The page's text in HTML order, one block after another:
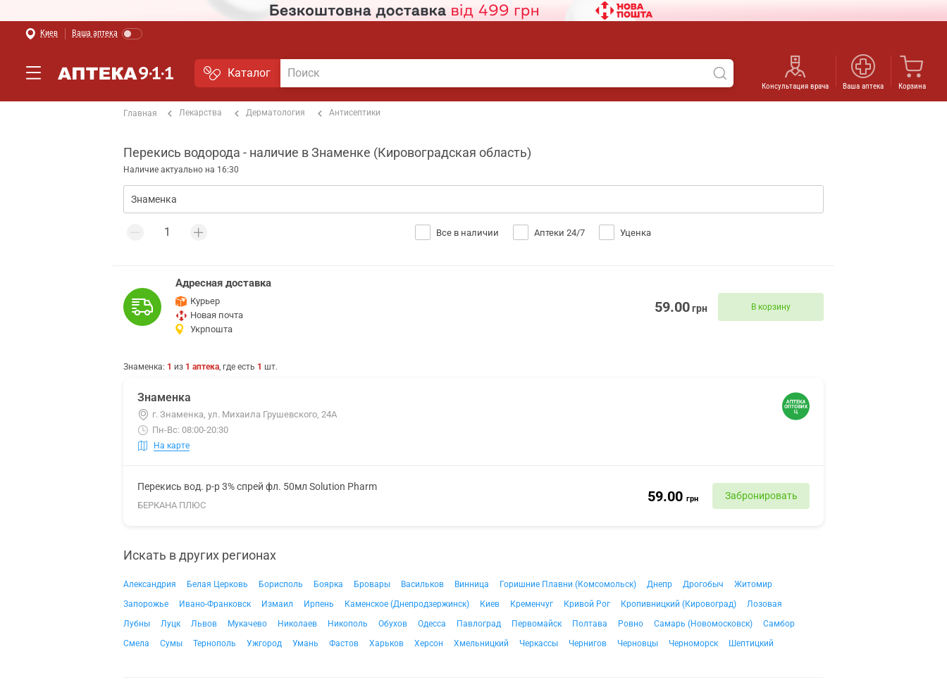
Киев Ваша аптека
Каталог
Консультация врача Ваша аптека Корзина
Главная Лекарства Дерматология Антисептики
Перекись водорода - наличие в Знаменке (Кировоградская область)
Наличие актуально на 16:30
Все в наличии Аптеки 24/7 Уценка
Адресная доставка
Курьер
Новая почта
Укрпошта
59.00грн В корзину
Знаменка: 1 из 1 аптека, где есть 1 шт.
Знаменка
г. Знаменка, ул. Михаила Грушевского, 24А
Пн-Вс: 08:00-20:30
На карте
Перекись вод. р-р 3% спрей фл. 50мл Solution Pharm
БЕРКАНА ПЛЮС
59.00 грн Забронировать
Искать в других регионах
Александрия Белая Церковь Борисполь Боярка Бровары Васильков Винница Горишние Плавни (Комсомольск) Днепр Дрогобыч
Житомир
Запорожье
Ивано-Франковск Измаил Ирпень Каменское (Днепродзержинск) Киев Кременчуг Кривой Рог Кропивницкий (Кировоград)
Лозовая
Лубны
Луцк Львов Мукачево Николаев Никополь Обухов Одесса Павлоград Первомайск Полтава Ровно Самарь (Новомосковск)
Самбор
Смела
Сумы Тернополь Ужгород Умань Фастов Харьков Херсон Хмельницкий Черкассы Чернигов Черновцы Черноморск Шептицкий